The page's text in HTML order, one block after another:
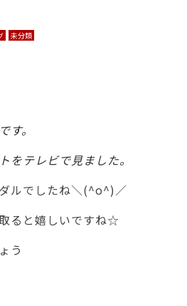
未分類
。
をテレビで見ました。
ルでしたね＼(^o^)／
ると嬉しいですね☆
う